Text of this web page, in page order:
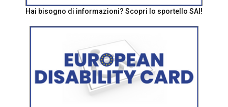
Hai bisogno di informazioni? Scopri lo sportello SAI!